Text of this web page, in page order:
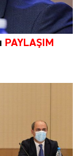
PAYLAŞIM